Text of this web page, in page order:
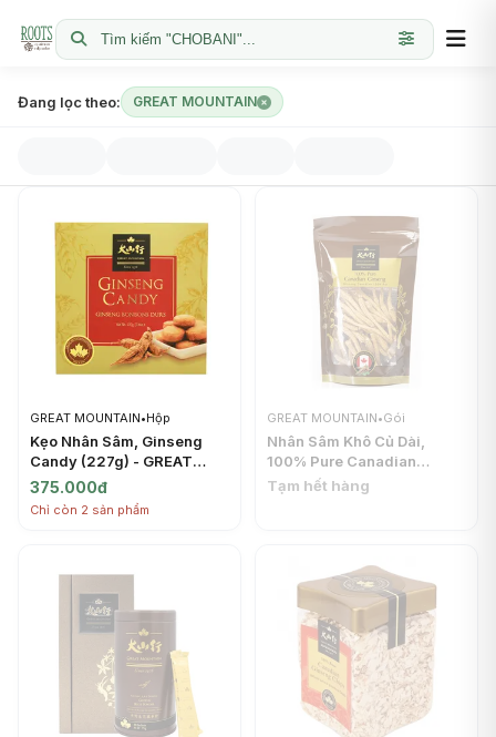
Tìm kiếm "CHOBANI"...
Đang lọc theo: GREAT MOUNTAIN
GREAT MOUNTAIN•Hộp
Kẹo Nhân Sâm, Ginseng
Candy (227g) - GREAT
MOUNTAIN
375.000đ
Chỉ còn 2 sản phẩm
GREAT MOUNTAIN•Gói
Nhân Sâm Khô Củ Dài,
100% Pure Canadian
Ginseng (227g) - GREAT
Tạm hết hàng